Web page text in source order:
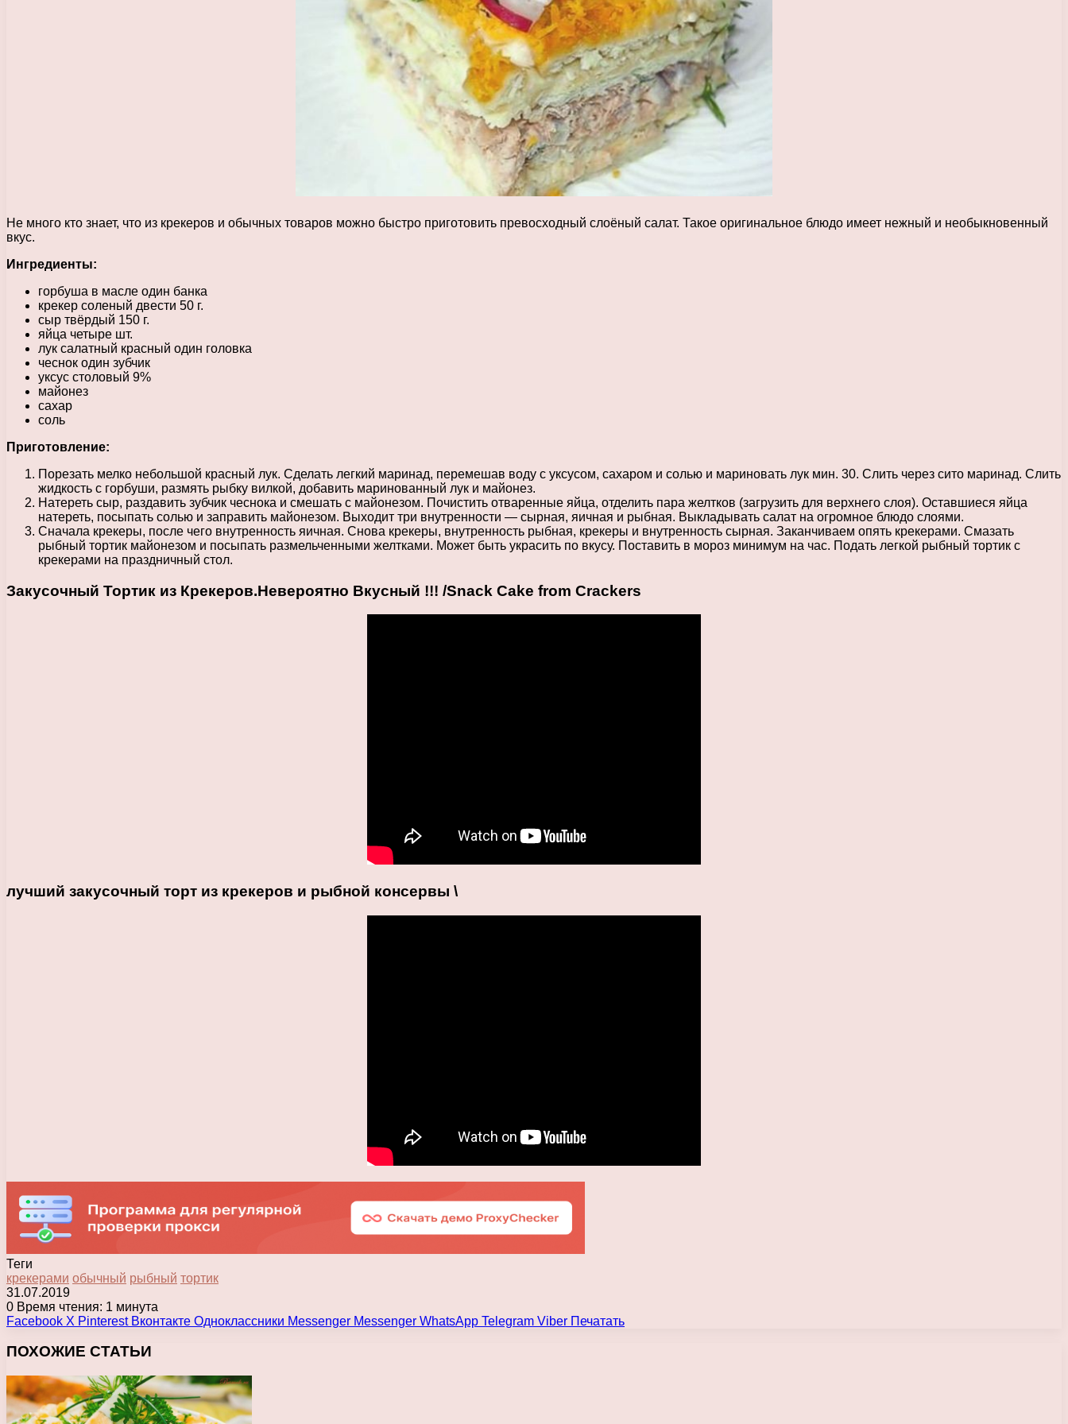
Не много кто знает, что из крекеров и обычных товаров можно быстро приготовить превосходный слоёный салат. Такое оригинальное блюдо имеет нежный и необыкновенный
вкус.
Ингредиенты:
горбуша в масле один банка
крекер соленый двести 50 г.
сыр твёрдый 150 г.
яйца четыре шт.
лук салатный красный один головка
чеснок один зубчик
уксус столовый 9%
майонез
сахар
соль
Приготовление:
Порезать мелко небольшой красный лук. Сделать легкий маринад, перемешав воду с уксусом, сахаром и солью и мариновать лук мин. 30. Слить через сито маринад. Слить
жидкость с горбуши, размять рыбку вилкой, добавить маринованный лук и майонез.
Натереть сыр, раздавить зубчик чеснока и смешать с майонезом. Почистить отваренные яйца, отделить пара желтков (загрузить для верхнего слоя). Оставшиеся яйца
натереть, посыпать солью и заправить майонезом. Выходит три внутренности — сырная, яичная и рыбная. Выкладывать салат на огромное блюдо слоями.
Сначала крекеры, после чего внутренность яичная. Снова крекеры, внутренность рыбная, крекеры и внутренность сырная. Заканчиваем опять крекерами. Смазать
рыбный тортик майонезом и посыпать размельченными желтками. Может быть украсить по вкусу. Поставить в мороз минимум на час. Подать легкой рыбный тортик с
крекерами на праздничный стол.
Закусочный Тортик из Крекеров.Невероятно Вкусный !!! /Snack Cake from Crackers
лучший закусочный торт из крекеров и рыбной консервы \
Теги
крекерами обычный рыбный тортик
31.07.2019
0 Время чтения: 1 минута
Facebook X Pinterest Вконтакте Одноклассники Messenger Messenger WhatsApp Telegram Viber Печатать
ПОХОЖИЕ СТАТЬИ